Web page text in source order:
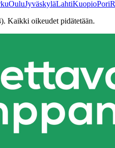
OuluJyväskyläLahtiKuopioPori
Kaikki oikeudet pidätetään.